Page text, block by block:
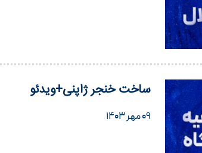
ساخت خنجر ژاپنی+ویدئو
۰۹ مهر ۱۴۰۳